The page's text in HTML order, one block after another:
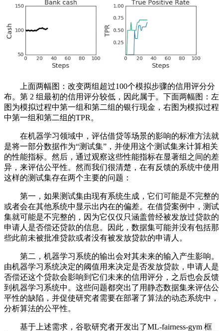
上面两幅图：改变两组超过100个模拟步骤的信用评分分
布。第 2 组最初的信用评分较低，因此属于。下面两幅图：左
图为模拟过程中第一组和第二组的银行现金，右图为模拟过程
中第一组和第二组的TPR。
在机器学习领域中，评估借贷等场景的影响的标准方法就
是将一部分数据作为“测试集”，并使用这个测试集来计算相关
的性能指标。然后，通过观察这些性能指标在显著组之间的差
异，来评估公平性。然而我们很清楚，在有反馈的系统中使用
这样的测试集存在两个主要的问题：
第一，如果测试集由现有系统生成，它们可能是不完整的
或者会在其他系统中显示出内在的偏差。在借贷案例中，测试
集就可能是不完整的，因为它仅仅只涵盖曾经被发放过贷款的
申请人是否偿还贷款的信息。因此，数据集可能并没有包括那
些此前未被批准贷款或者没有被发放贷款的申请人。
第二，机器学习系统的输出会对其未来的输入产生影响。
由机器学习系统决定的阈值用来决定是否发放贷款，申请人是
否偿还这个贷款会影响到它们未来的信用评分，之后也会反馈
到机器学习系统中。这些问题都突出了用静态数据集来评估公
平性的缺陷，并促使研究者需要在部署了算法的动态系统中，
分析算法的公平性。
基于上述需求，谷歌研究者开发出了ML-fairness-gym 框